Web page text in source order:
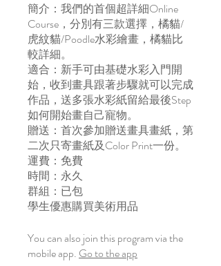
簡介：我們的首個超詳細Online
Course，分別有三款選擇，橘貓/
虎紋貓/Poodle水彩繪畫，橘貓比
較詳細。
適合：新手可由基礎水彩入門開
始，收到畫具跟著步驟就可以完成
作品，送多張水彩紙留給最後Step
如何開始畫自己寵物。
贈送：首次參加贈送畫具畫紙，第
二次只寄畫紙及Color Print一份。
運費：免費
時間：永久
群組：已包
學生優惠購買美術用品
You can also join this program via the
mobile app. Go to the app